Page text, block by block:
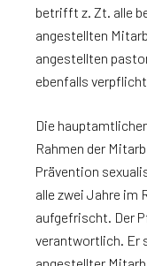
betrifft z. Zt. alle
angestellten
angestellten
ebenfalls
Die
Rahmen der
Prävention
alle zwei Jahre im
aufgefrischt. Der
verantwortlich. Er
angestellter